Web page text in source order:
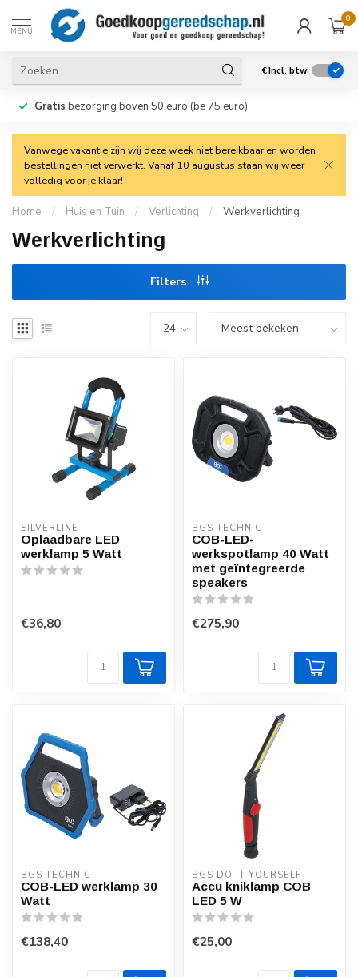
MENU
0
€Incl. btw
Gratis bezorging boven 50 euro (be 75 euro)
Vanwege vakantie zijn wij deze week niet bereikbaar en worden
bestellingen niet verwerkt. Vanaf 10 augustus staan wij weer
volledig voor je klaar!
Home / Huis en Tuin / Verlichting / Werkverlichting
Werkverlichting
Filters
SILVERLINE
Oplaadbare LED
werklamp 5 Watt
€36,80
BGS TECHNIC
COB-LED-
werkspotlamp 40 Watt
met geïntegreerde
speakers
€275,90
BGS TECHNIC
COB-LED werklamp 30
Watt
€138,40
BGS DO IT YOURSELF
Accu kniklamp COB
LED 5 W
€25,00